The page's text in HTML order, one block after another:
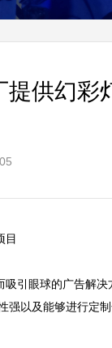
提供幻
目
吸引眼球的广告解
强以及能够进行定